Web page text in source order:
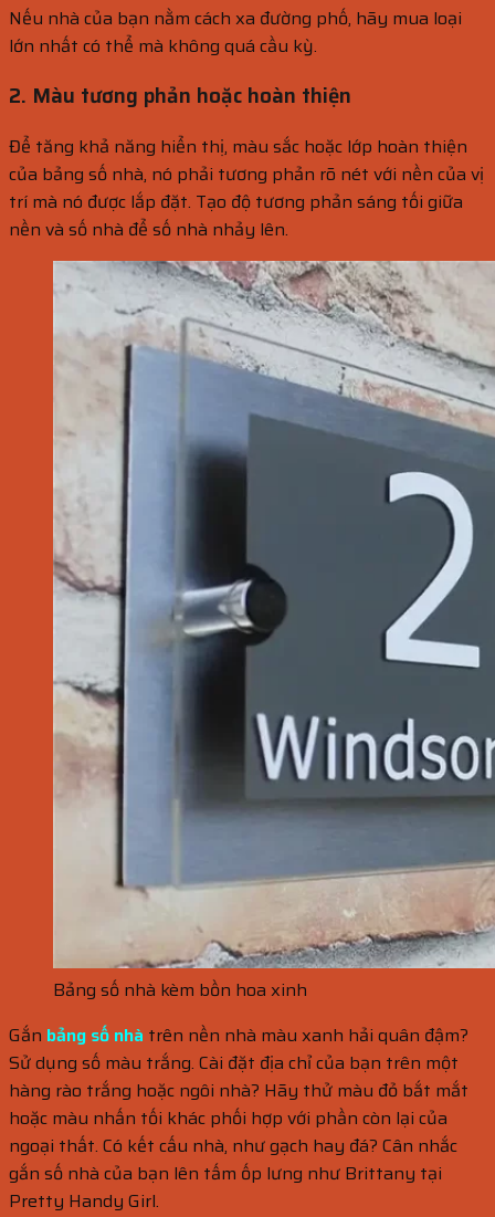
Nếu nhà của bạn nằm cách xa đường phố, hãy mua loại
lớn nhất có thể mà không quá cầu kỳ.
2. Màu tương phản hoặc hoàn thiện
Để tăng khả năng hiển thị, màu sắc hoặc lớp hoàn thiện
của bảng số nhà, nó phải tương phản rõ nét với nền của vị
trí mà nó được lắp đặt. Tạo độ tương phản sáng tối giữa
nền và số nhà để số nhà nhảy lên.
Bảng số nhà kèm bồn hoa xinh
Gắn bảng số nhà trên nền nhà màu xanh hải quân đậm?
Sử dụng số màu trắng. Cài đặt địa chỉ của bạn trên một
hàng rào trắng hoặc ngôi nhà? Hãy thử màu đỏ bắt mắt
hoặc màu nhấn tối khác phối hợp với phần còn lại của
ngoại thất. Có kết cấu nhà, như gạch hay đá? Cân nhắc
gắn số nhà của bạn lên tấm ốp lưng như Brittany tại
Pretty Handy Girl.